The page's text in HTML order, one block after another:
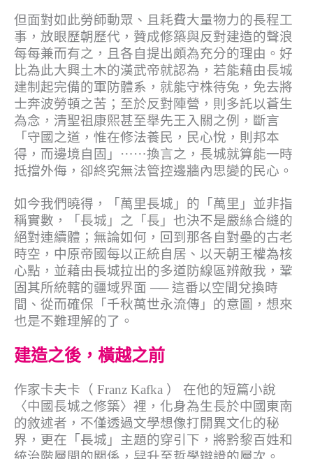
但面對如此勞師動眾、且耗費大量物力的長程工
事，放眼歷朝歷代，贊成修築與反對建造的聲浪
每每兼而有之，且各自提出頗為充分的理由。好
比為此大興土木的漢武帝就認為，若能藉由長城
建制起完備的軍防體系，就能守株待兔，免去將
士奔波勞頓之苦；至於反對陣營，則多託以蒼生
為念，清聖祖康熙甚至舉先王入關之例，斷言
「守國之道，惟在修法養民，民心悅，則邦本
得，而邊境自固」⋯⋯換言之，長城就算能一時
抵擋外侮，卻終究無法管控邊牆內思變的民心。
如今我們曉得，「萬里長城」的「萬里」並非指
稱實數，「長城」之「長」也決不是嚴絲合縫的
絕對連續體；無論如何，回到那各自對壘的古老
時空，中原帝國每以正統自居、以天朝王權為核
心點，並藉由長城拉出的多道防線區辨敵我，鞏
固其所統轄的疆域界面 ── 這番以空間兌換時
間、從而確保「千秋萬世永流傳」的意圖，想來
也是不難理解的了。
建造之後，橫越之前
作家卡夫卡（ Franz Kafka ） 在他的短篇小說
〈中國長城之修築〉裡，化身為生長於中國東南
的敘述者，不僅透過文學想像打開異文化的秘
界，更在「長城」主題的穿引下，將黔黎百姓和